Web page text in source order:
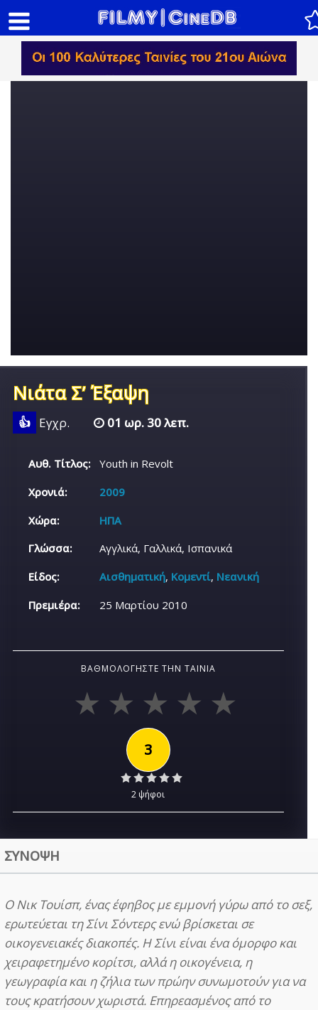
Νιάτα Σ’ Έξαψη
👍 Εγχρ. 01 ωρ. 30 λεπ.
Αυθ. Τίτλος:
Youth in Revolt
Χρονιά:
2009
Χώρα:
ΗΠΑ
Γλώσσα:
Αγγλικά, Γαλλικά, Ισπανικά
Είδος:
Αισθηματική, Κομεντί, Νεανική
Πρεμιέρα:
25 Μαρτίου 2010
ΒΑΘΜΟΛΟΓΉΣΤΕ ΤΗΝ ΤΑΙΝΊΑ
3
2 ψήφοι
ΣΥΝΟΨΗ
Ο Νικ Τουίσπ, ένας έφηβος με εμμονή γύρω από το σεξ,
ερωτεύεται τη Σίνι Σόντερς ενώ βρίσκεται σε
οικογενειακές διακοπές. Η Σίνι είναι ένα όμορφο και
χειραφετημένο κορίτσι, αλλά η οικογένεια, η
γεωγραφία και η ζήλια των πρώην συνωμοτούν για να
τους κρατήσουν χωριστά. Επηρεασμένος από το